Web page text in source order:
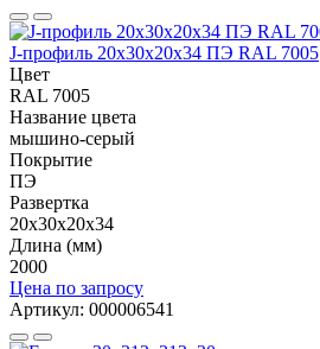
J-профиль 20х30х20х34 ПЭ RAL 7005
Цвет
RAL 7005
Название цвета
мышино-серый
Покрытие
ПЭ
Развертка
20х30х20х34
Длина (мм)
2000
Цена по запросу
Артикул: 000006541